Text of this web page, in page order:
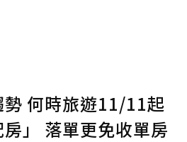
何時旅遊11/11起
」 落單更免收單房